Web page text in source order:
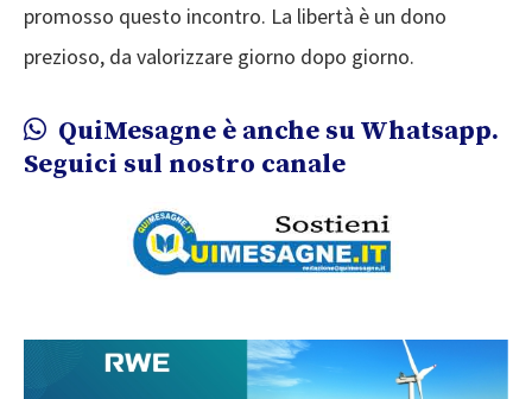
promosso questo incontro. La libertà è un dono
prezioso, da valorizzare giorno dopo giorno.
QuiMesagne è anche su Whatsapp.
Seguici sul nostro canale